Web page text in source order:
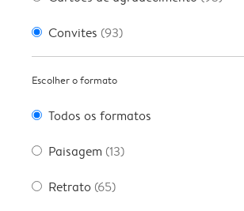
Convites (93)
Escolher o formato
Todos os formatos
Paisagem (13)
Retrato (65)